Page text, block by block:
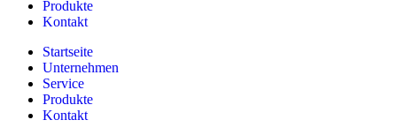
Produkte
Kontakt
Startseite
Unternehmen
Service
Produkte
Kontakt